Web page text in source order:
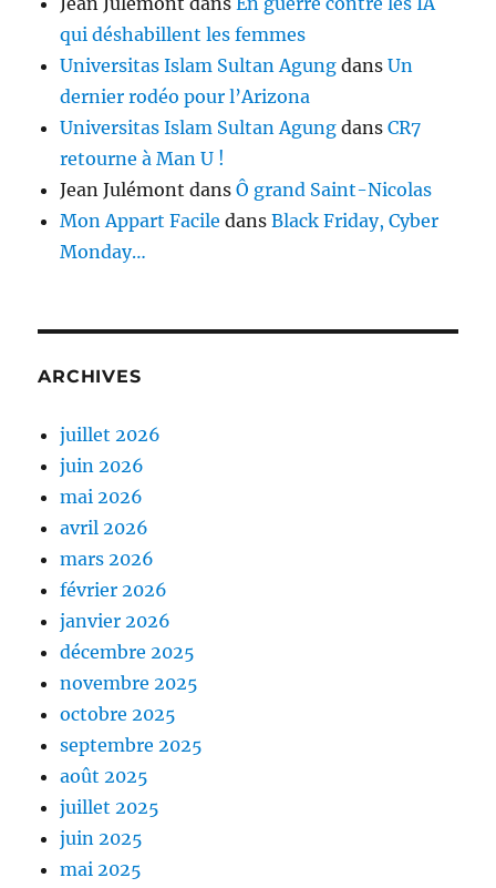
qui déshabillent les femmes
Universitas Islam Sultan Agung dansUn
dernier rodéo pour l’Arizona
Universitas Islam Sultan Agung dansCR7
retourne à Man U !
Jean Julémont dansÔ grand Saint-Nicolas
Mon Appart Facile dansBlack Friday, Cyber
Monday…
ARCHIVES
juillet 2026
juin 2026
mai 2026
avril 2026
mars 2026
février 2026
janvier 2026
décembre 2025
novembre 2025
octobre 2025
septembre 2025
août 2025
juillet 2025
juin 2025
mai 2025